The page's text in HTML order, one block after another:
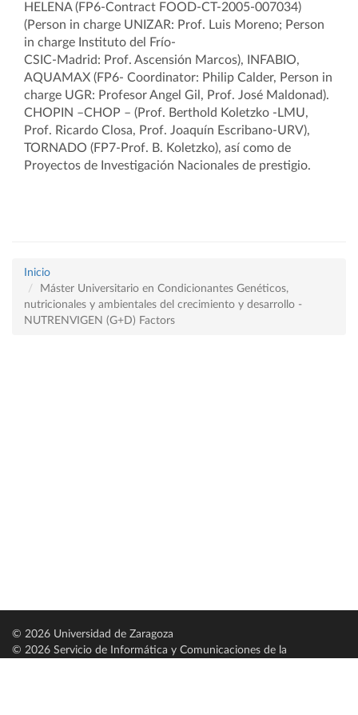
HELENA (FP6-Contract FOOD-CT-2005-007034)
(Person in charge UNIZAR: Prof. Luis Moreno; Person
in charge Instituto del Frío-
CSIC-Madrid: Prof. Ascensión Marcos), INFABIO,
AQUAMAX (FP6- Coordinator: Philip Calder, Person in
charge UGR: Profesor Angel Gil, Prof. José Maldonad).
CHOPIN –CHOP – (Prof. Berthold Koletzko -LMU,
Prof. Ricardo Closa, Prof. Joaquín Escribano-URV),
TORNADO (FP7-Prof. B. Koletzko), así como de
Proyectos de Investigación Nacionales de prestigio.
Inicio
Máster Universitario en Condicionantes Genéticos,
nutricionales y ambientales del crecimiento y desarrollo -
NUTRENVIGEN (G+D) Factors
© 2026 Universidad de Zaragoza
© 2026 Servicio de Informática y Comunicaciones de la